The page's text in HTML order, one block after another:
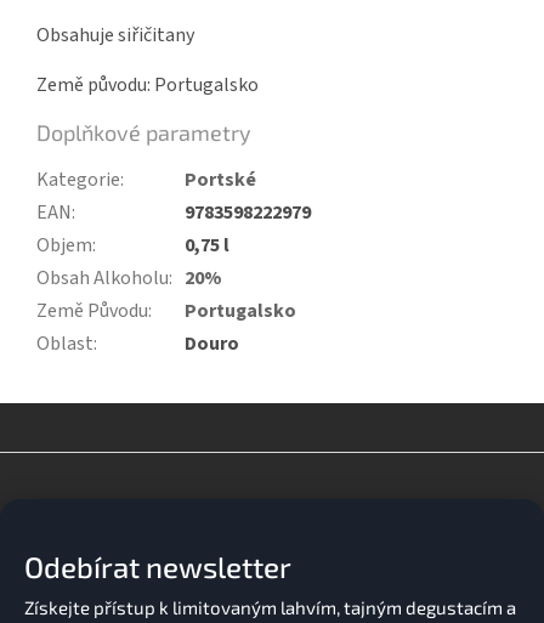
Obsahuje siřičitany
Země původu: Portugalsko
Doplňkové parametry
Kategorie:
Portské
EAN:
9783598222979
Objem:
0,75 l
Obsah Alkoholu: 20%
Země Původu:
Portugalsko
Oblast: Douro
Odebírat newsletter